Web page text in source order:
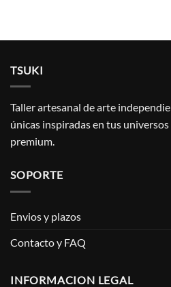
TSUKI
Taller artesanal de arte
únicas inspiradas en tus
premium.
SOPORTE
Envios y plazos
Contacto y FAQ
INFORMACION LEGAL